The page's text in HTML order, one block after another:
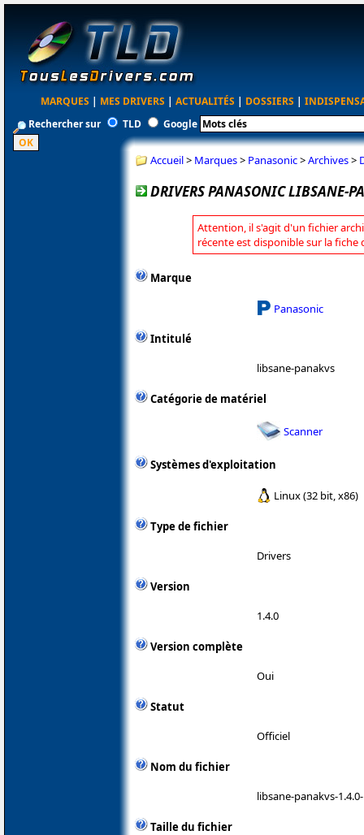
MARQUES | MES DRIVERS | ACTUALITÉS | DOSSIERS |
Rechercher sur
TLD Google
Accueil> Marques> Panasonic>Archives>
DRIVERS PANASONIC LIBSANE-
Attention, il s'agit d'un fichier
récente est disponible sur la fiche
Marque
Panasonic
Intitulé
libsane-panakvs
Catégorie de matériel
Scanner
Systèmes d'exploitation
Linux (32 bit, x86)
Type de fichier
Drivers
Version
1.4.0
Version complète
Oui
Statut
Officiel
Nom du fichier
libsane-panakvs-
Taille du fichier